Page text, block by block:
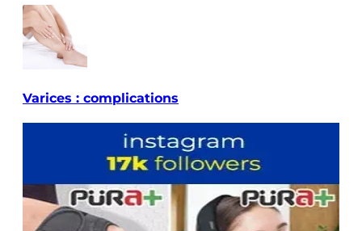
Varices : complications